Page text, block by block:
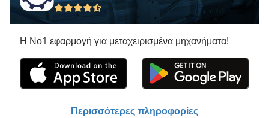
Η Νο1 εφαρμογή για μεταχειρισμένα μηχανήματα!
Περισσότερες πληροφορίες